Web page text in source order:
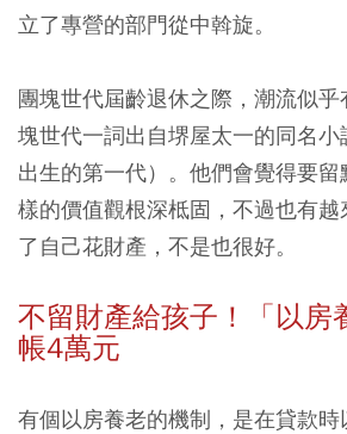
立了專營的部門從中斡旋。
團塊世代屆齡退休之際，潮流似
塊世代一詞出自堺屋太一的同名
出生的第一代）。他們會覺得要
樣的價值觀根深柢固，不過也有
了自己花財產，不是也很好。
不留財產給孩子！「以房
帳4萬元
有個以房養老的機制，是在貸款